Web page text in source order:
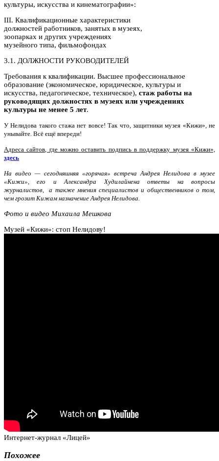
культуры, искусства и кинематографии»:
III. Квалификационные характеристики
должностей работников, занятых в музеях,
зоопарках и других учреждениях
музейного типа, фильмофондах
3.1. ДОЛЖНОСТИ РУКОВОДИТЕЛЕЙ
Требования к квалификации. Высшее профессиональное
образование (экономическое, юридическое, культуры и
искусства, педагогическое, техническое), стаж работы на
руководящих должностях в музеях или учреждениях
культуры не менее 5 лет.
У Нелидова такого стажа нет вовсе! Так что, защитники музея «Кижи», не
унывайте. Всё ещё впереди!
Адреса сайтов, где можно оставить подпись в поддержку музея «Кижи»,
здесь
На видео — сегодняшняя «горячая» встреча Андрея Нелидова в музее
«Кижи», его и Александра Худилайнена ответы на вопросы
журналистов, а также мнения специалистов и общественников о том,
чем грозит Кижам назначение Андрея Нелидова.
Фото и видео Михаила Мешкова
Музей «Кижи»: стоп Нелидову!
Интернет-журнал «Лицей»
Похожее